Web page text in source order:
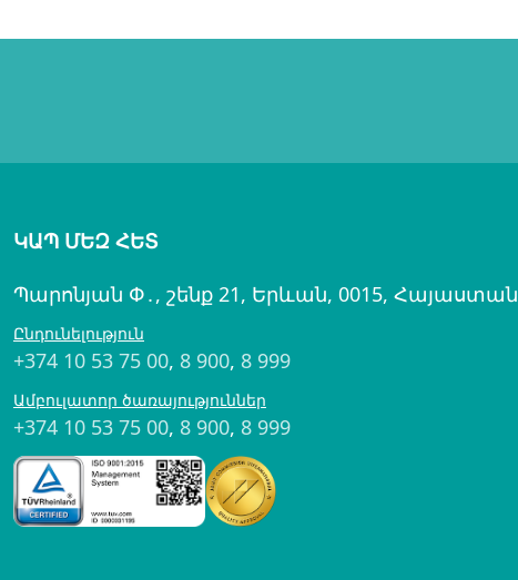
ԿԱՊ ՄԵԶ ՀԵՏ
Պարոնյան Փ․, շենք 21, Երևան, 0015, Հայաստան
Ընդունելություն
+374 10 53 75 00, 8 900, 8 999
Ամբուլատոր ծառայություններ
+374 10 53 75 00, 8 900, 8 999